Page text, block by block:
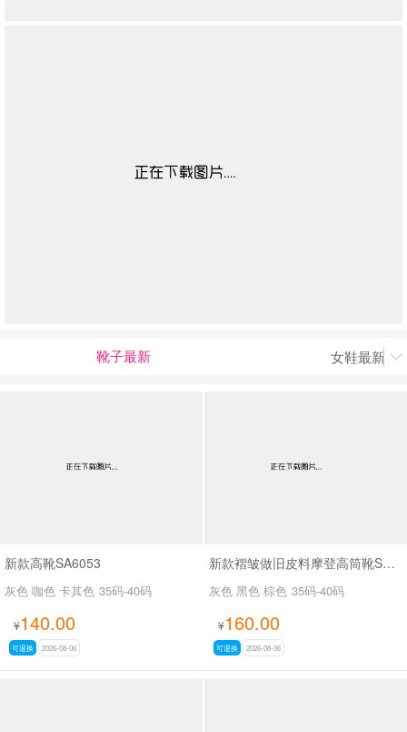
靴子最新 女鞋最新上

新款高靴SA6053
灰色 咖色 卡其色 35码-40码
¥140.00
可退换 2026-08-06
新款褶皱做旧皮料摩登高筒靴SA3061
灰色 黑色 棕色 35码-40码
¥160.00
可退换 2026-08-06